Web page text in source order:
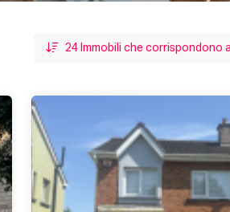
24Immobili che corrispondono